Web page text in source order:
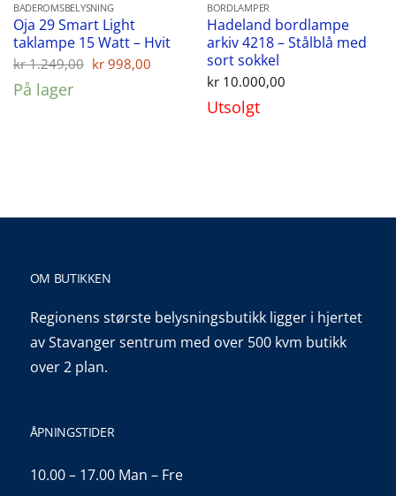
BADEROMSBELYSNING
Oja 29 Smart Light
taklampe 15 Watt – Hvit
kr1.249,00 Opprinnelig
kr 998,00 Nåværende
kr 998,00.
På lager
BORDLAMPER
Hadeland bordlampe
arkiv 4218 – Stålblå med
sort sokkel
kr10.000,00
Utsolgt
OM BUTIKKEN
Regionens største belysningsbutikk ligger i hjertet
av Stavanger sentrum med over 500 kvm butikk
over 2 plan.
ÅPNINGSTIDER
10.00 – 17.00 Man – Fre